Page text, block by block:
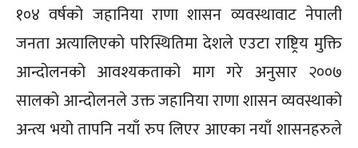
१०४ वर्षको जहानिया राणा शासन व्यवस्थावाट नेपाली
जनता अत्यालिएको परिस्थितिमा देशले एउटा राष्ट्रिय मुक्ति
आन्दोलनको आवश्यकताको माग गरे अनुसार २००७
सालको आन्दोलनले उक्त जहानिया राणा शासन व्यवस्थाको
अन्त्य भयो तापनि नयाँ रुप लिएर आएका नयाँ शासनहरुले